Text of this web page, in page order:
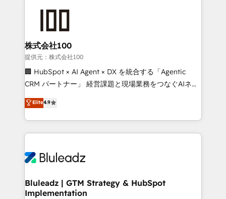
and build AI-powered workflows that drive adoption
from week one, in your time zone. What we do ➤
Onboarding: Live in weeks, with workflows built
around your business, not a template. ➤ Migration:
Move from any legacy CRM. Zero downtime, full data
run your revenue process. Sales, marketing, and
service wired together. ➤ AI and Integrations: Layer
tune-ups, feature rollouts, adoption coaching. Buying
HubSpot, switching to it, or reviving a stale portal?
株式会社100
提供元：株式会社100
🏢 HubSpot × AI Agent × DX を統合する「Agentic
CRM パートナー」 経営課題と現場業務をつなぐAIネイ
ティブ・エージェンシーとして、HubSpot Eliteの実装
力で顧客フロント業務を再設計します。 💡 100inc は何
をする会社か？ HubSpotを共通基盤に、AIエージェン
トを組み込んだ顧客フロント業務（マーケティング・営
ィブ・エージェンシーです。事業部・グループ会社・部
を、CRMを軸とした全社共通基盤に再構築します。意
思決定者・PMO・現場担当者に並走します。 1️⃣
Elite4.9
Bluleadz | GTM Strategy & HubSpot
Implementation